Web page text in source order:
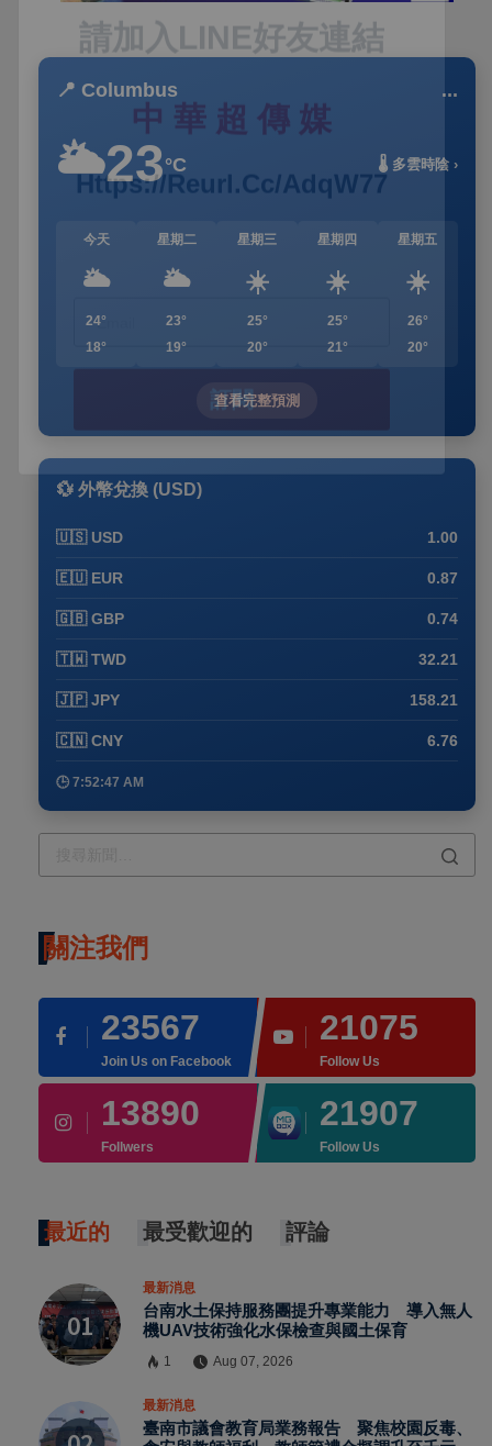
📍 Columbus ...
🌥️23°C 🌡️ 多雲時陰 ›
今天
🌥️
24°
18°
星期二
🌥️
23°
19°
星期三
☀️
25°
20°
星期四
☀️
25°
21°
星期五
☀️
26°
20°
查看完整預測
💱 外幣兌換 (USD)
🇺🇸 USD 1.00
🇪🇺 EUR 0.87
🇬🇧 GBP 0.74
🇹🇼 TWD 32.21
🇯🇵 JPY 158.21
🇨🇳 CNY 6.76
🕒 7:52:47 AM
關注我們
23567
Join Us on Facebook
21075
Follow Us
13890
Follwers
21907
Follow Us
最近的 最受歡迎的 評論
最新消息
台南水土保持服務團提升專業能力 導入無人
機UAV技術強化水保檢查與國土保育
1 Aug 07, 2026
最新消息
臺南市議會教育局業務報告 聚焦校園反毒、